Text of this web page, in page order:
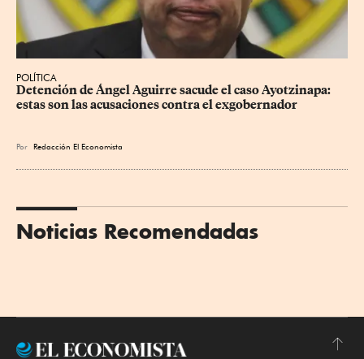
POLÍTICA
Detención de Ángel Aguirre sacude el caso Ayotzinapa:
estas son las acusaciones contra el exgobernador
Por Redacción El Economista
Noticias Recomendadas